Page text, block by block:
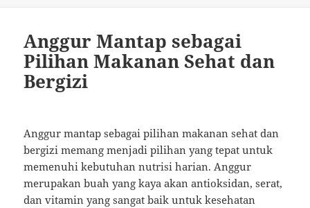
Anggur Mantap sebagai
Pilihan Makanan Sehat dan
Bergizi
Anggur mantap sebagai pilihan makanan sehat dan
bergizi memang menjadi pilihan yang tepat untuk
memenuhi kebutuhan nutrisi harian. Anggur
merupakan buah yang kaya akan antioksidan, serat,
dan vitamin yang sangat baik untuk kesehatan